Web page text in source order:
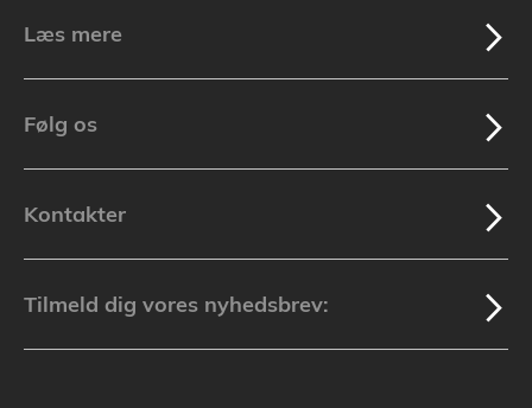
Læs mere
Følg os
Kontakter
Tilmeld dig vores nyhedsbrev: